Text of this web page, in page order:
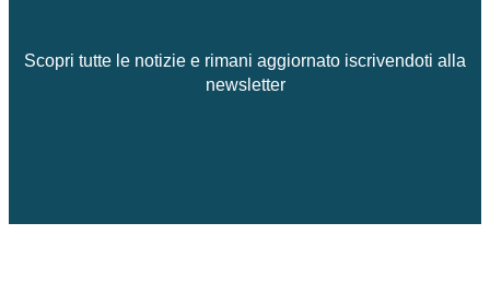
Scopri tutte le notizie e rimani aggiornato iscrivendoti alla
newsletter